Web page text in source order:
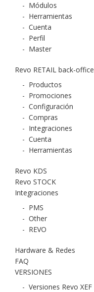
- Módulos
- Herramientas
- Cuenta
- Perfil
- Master
Revo RETAIL back-office
- Productos
- Promociones
- Configuración
- Compras
- Integraciones
- Cuenta
- Herramientas
Revo KDS
Revo STOCK
Integraciones
- PMS
- Other
- REVO
Hardware & Redes
FAQ
VERSIONES
- Versiones Revo XEF